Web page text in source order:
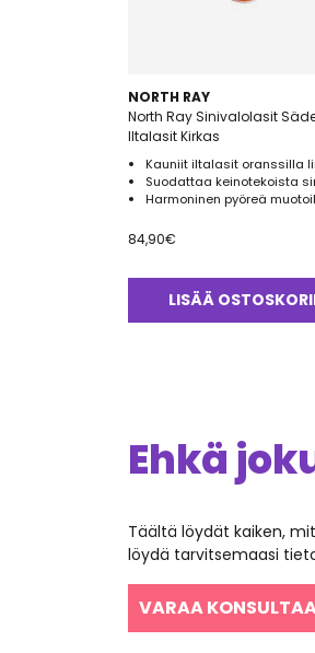
NORTH RAY
North Ray Sinivalolasit
Iltalasit Kirkas
Kauniit iltalasit oranssilla
Suodattaa keinotekoista
Harmoninen pyöreä
84,90€
LISÄÄ
Ehkä
Täältä löydät kaiken,
löydä tarvitsemaasi
VARAA